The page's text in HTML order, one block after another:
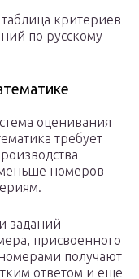
критериев
по русскому
оценивания
требует
номеров
заданий
присвоенного
получают
ответом и еще